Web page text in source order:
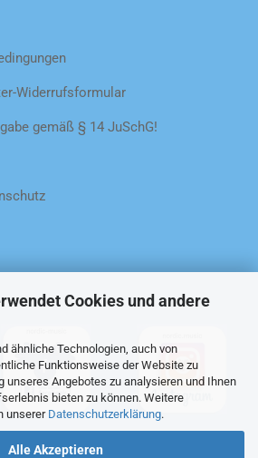
Cookies und andere
ähnliche Technologien, auch von
Funktionsweise der Website zu
unseres Angebotes zu analysieren und Ihnen
bieten zu können. Weitere
unserer Datenschutzerklärung.
Alle Akzeptieren
Widerrufsformular
gemäß § 14 JuSchG!